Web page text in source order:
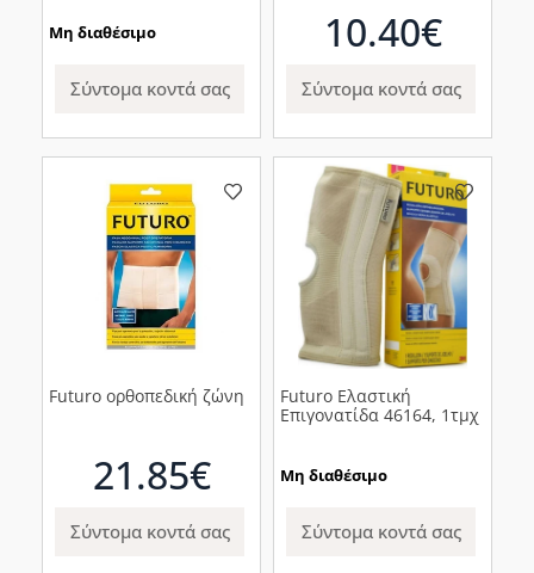
Μη διαθέσιμο
Σύντομα κοντά σας
10.40€
Σύντομα κοντά σας
Futuro ορθοπεδική ζώνη
21.85€
Σύντομα κοντά σας
Futuro Ελαστική
Επιγονατίδα 46164, 1τμχ
Μη διαθέσιμο
Σύντομα κοντά σας